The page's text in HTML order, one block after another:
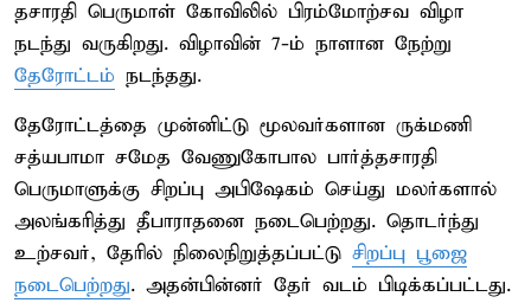
தசாரதி பெருமாள் கோவிலில் பிரம்மோற்சவ விழா
நடந்து வருகிறது. விழாவின் 7-ம் நாளான நேற்று
தேரோட்டம் நடந்தது.
தேரோட்டத்தை முன்னிட்டு மூலவர்களான ருக்மணி
சத்யபாமா சமேத வேணுகோபால பார்த்தசாரதி
பெருமாளுக்கு சிறப்பு அபிஷேகம் செய்து மலர்களால்
அலங்கரித்து தீபாராதனை நடைபெற்றது. தொடர்ந்து
உற்சவர், தேரில் நிலைநிறுத்தப்பட்டு சிறப்பு பூஜை
நடைபெற்றது. அதன்பின்னர் தேர் வடம் பிடிக்கப்பட்டது.